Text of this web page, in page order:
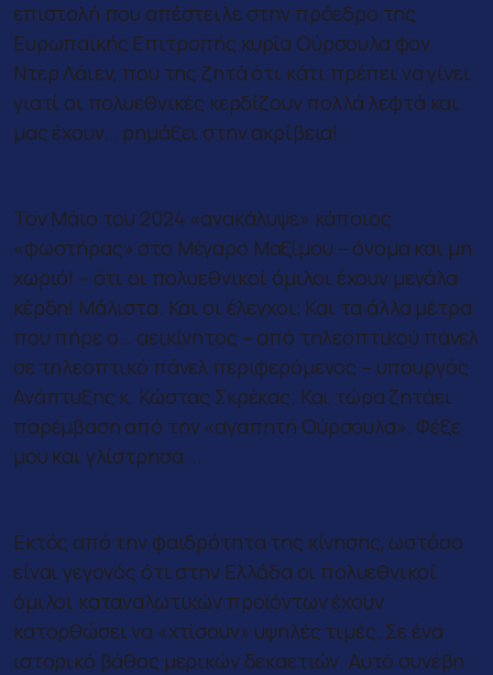
επιστολή που απέστειλε στην πρόεδρο της
Ευρωπαϊκής Επιτροπής κυρία Ούρσουλα φον
Ντερ Λάιεν, που της ζητά ότι κάτι πρέπει να γίνει
γιατί οι πολυεθνικές κερδίζουν πολλά λεφτά και
μας έχουν… ρημάξει στην ακρίβεια!
Τον Μάιο του 2024 «ανακάλυψε» κάποιος
«φωστήρας» στο Μέγαρο Μαξίμου – όνομα και μη
χωριό! – ότι οι πολυεθνικοί όμιλοι έχουν μεγάλα
κέρδη! Μάλιστα. Και οι έλεγχοι; Και τα άλλα μέτρα
που πήρε ο… αεικίνητος – από τηλεοπτικού πάνελ
σε τηλεοπτικό πάνελ περιφερόμενος – υπουργός
Ανάπτυξης κ. Κώστας Σκρέκας; Και τώρα ζητάει
παρέμβαση από την «αγαπητή Ούρσουλα». Φέξε
μου και γλίστρησα….
Εκτός από την φαιδρότητα της κίνησης, ωστόσο
είναι γεγονός ότι στην Ελλάδα οι πολυεθνικοί
όμιλοι καταναλωτικών προϊόντων έχουν
κατορθώσει να «χτίσουν» υψηλές τιμές. Σε ένα
ιστορικό βάθος μερικών δεκαετιών. Αυτό συνέβη